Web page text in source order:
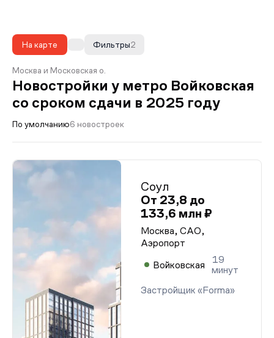
На карте 2
Фильтры
Москва и Московская о.
Новостройки у метро Войковская
со сроком сдачи в 2025 году
По умолчанию6 новостроек
Соул
От 23,8 до
133,6 млн ₽
Москва, САО,
Аэропорт
Войковская
19
минут
Застройщик «Forma»